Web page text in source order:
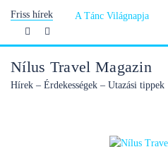
content
Friss hírek A Tánc Világnapja
Nílus Travel Magazin
Hírek – Érdekességek – Utazási tippek